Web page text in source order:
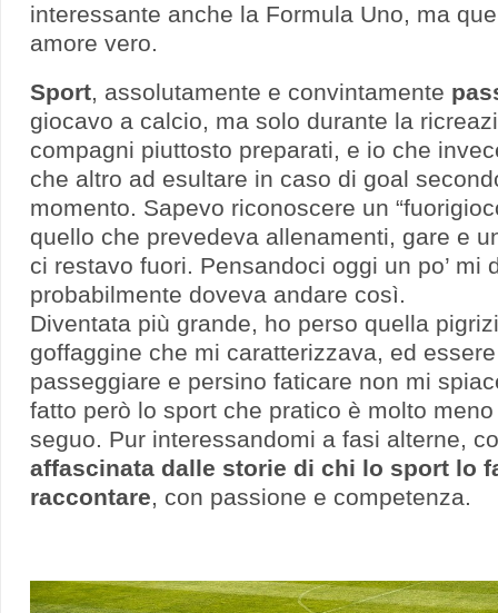
interessante anche la Formula Uno, ma
amore vero.
Sport, assolutamente e convintamente
giocavo a calcio, ma solo durante la
compagni piuttosto preparati, e io che
che altro ad esultare in caso di goal
momento. Sapevo riconoscere un
quello che prevedeva allenamenti, gare e
ci restavo fuori. Pensandoci oggi un po’ mi
probabilmente doveva andare così.
Diventata più grande, ho perso quella
goffaggine che mi caratterizzava, ed
passeggiare e persino faticare non mi
fatto però lo sport che pratico è molto
seguo. Pur interessandomi a fasi alterne,
affascinata dalle storie di chi lo sport lo
raccontare, con passione e competenza.